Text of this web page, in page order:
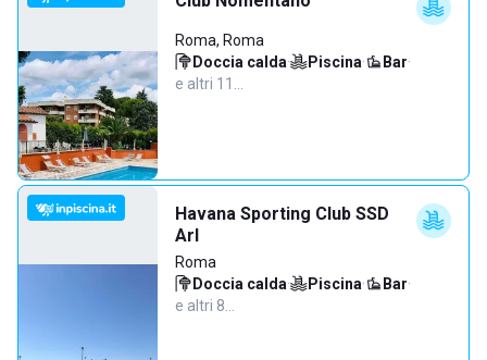
Roma, Roma
Doccia calda· Piscina· Bar·
e altri 11…
Havana Sporting Club SSD
Arl
Roma
Doccia calda· Piscina· Bar·
e altri 8…